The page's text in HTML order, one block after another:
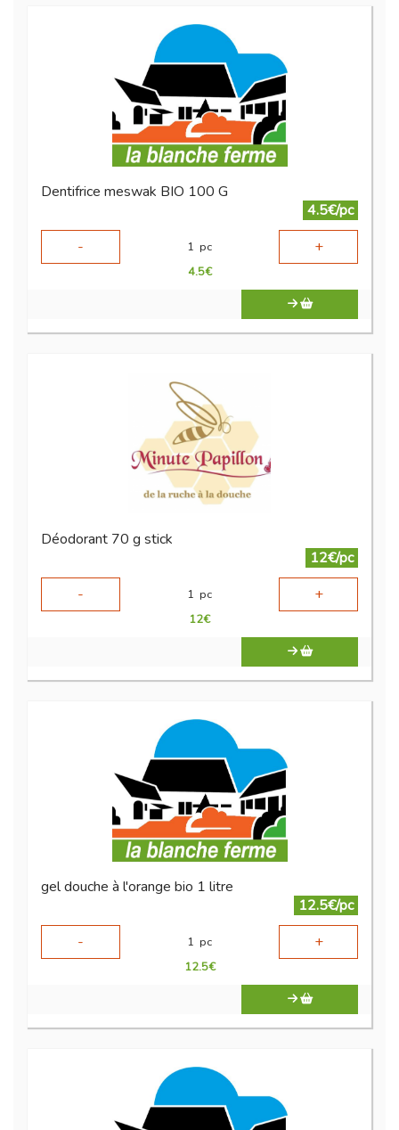
Dentifrice meswak BIO 100 G
4.5€/pc
-
1 pc +
4.5€
Déodorant 70 g stick
12€/pc
-
1 pc +
12€
gel douche à l'orange bio 1 litre
12.5€/pc
-
1 pc +
12.5€